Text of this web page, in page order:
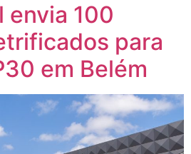
envia 100
para
em Belém